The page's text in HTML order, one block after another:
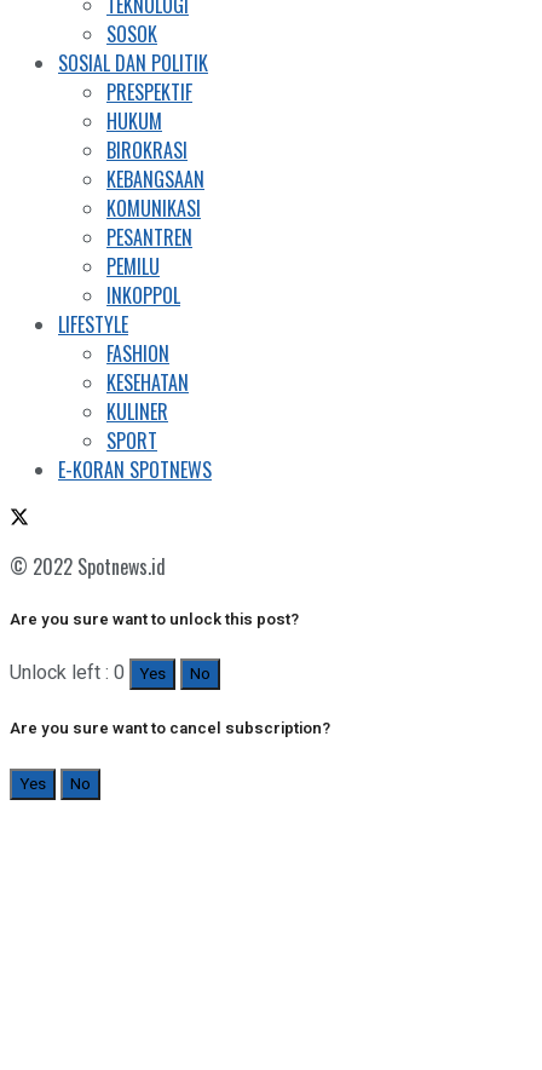
SOSOK
SOSIAL DAN POLITIK
PRESPEKTIF
HUKUM
BIROKRASI
KEBANGSAAN
KOMUNIKASI
PESANTREN
PEMILU
INKOPPOL
LIFESTYLE
FASHION
KESEHATAN
KULINER
SPORT
E-KORAN SPOTNEWS
© 2022 Spotnews.id
Are you sure want to unlock this post?
Unlock left : 0 Yes No
Are you sure want to cancel subscription?
Yes No